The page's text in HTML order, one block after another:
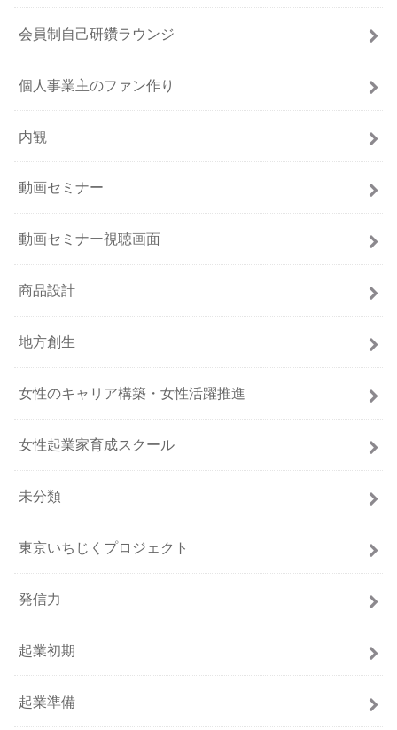
会員制自己研鑽ラウンジ
個人事業主のファン作り
内観
動画セミナー
動画セミナー視聴画面
商品設計
地方創生
女性のキャリア構築・女性活躍推進
女性起業家育成スクール
未分類
東京いちじくプロジェクト
発信力
起業初期
起業準備